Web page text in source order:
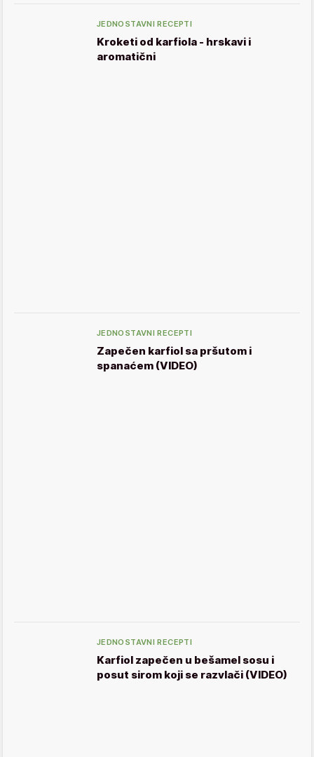
JEDNOSTAVNI RECEPTI
Kroketi od karfiola - hrskavi i
aromatični
JEDNOSTAVNI RECEPTI
Zapečen karfiol sa pršutom i
spanaćem (VIDEO)
JEDNOSTAVNI RECEPTI
Karfiol zapečen u bešamel sosu i
posut sirom koji se razvlači (VIDEO)